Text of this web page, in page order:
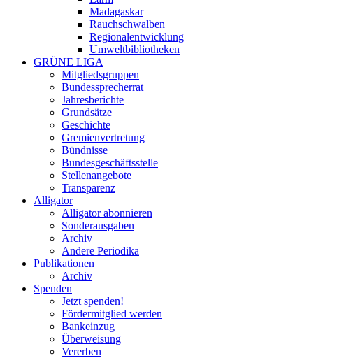
Madagaskar
Rauchschwalben
Regionalentwicklung
Umweltbibliotheken
GRÜNE LIGA
Mitgliedsgruppen
Bundessprecherrat
Jahresberichte
Grundsätze
Geschichte
Gremienvertretung
Bündnisse
Bundesgeschäftsstelle
Stellenangebote
Transparenz
Alligator
Alligator abonnieren
Sonderausgaben
Archiv
Andere Periodika
Publikationen
Archiv
Spenden
Jetzt spenden!
Fördermitglied werden
Bankeinzug
Überweisung
Vererben